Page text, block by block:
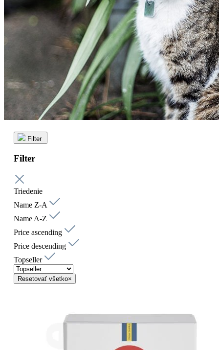
Filter
Filter
Triedenie
Name Z-A
Name A-Z
Price ascending
Price descending
Topseller
Resetovať všetko×